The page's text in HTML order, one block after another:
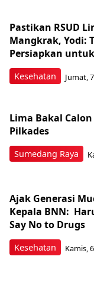
Kesehatan
Pastikan RSUD
Mangkrak, Yodi:
Persiapkan
Jumat,
Sumedang Raya
Lima Bakal
Pilkades
Kesehatan
Ajak Generasi
Kepala BNN:
Say No to Drugs
Kamis,